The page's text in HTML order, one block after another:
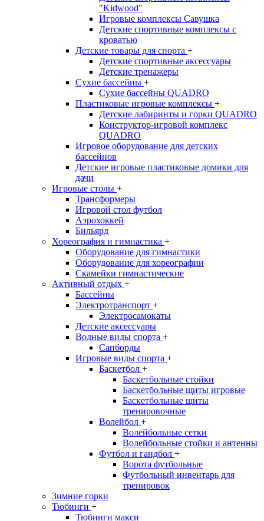
"Kidwood"
Игровые комплексы Савушка
Детские спортивные комплексы с
кроватью
Детские товары для спорта +
Детские спортивные aксессуары
Детские тренажеры
Сухие бассейны +
Сухие бассейны QUADRO
Пластиковые игровые комплексы +
Детские лабиринты и горки QUADRO
Конструктор-игровой комплекс
QUADRO
Игровое оборудование для детских
бассейнов
Детские игровые пластиковые домики для
дачи
Игровые столы +
Трансформеры
Игровой стол футбол
Аэрохоккей
Бильярд
Хореография и гимнастика +
Оборудование для гимнастики
Оборудование для хореографии
Скамейки гимнастические
Активный отдых +
Бассейны
Электротранспорт +
Электросамокаты
Детские аксессуары
Водные виды спорта +
Сапборды
Игровые виды спорта +
Баскетбол +
Баскетбольные стойки
Баскетбольные щиты игровые
Баскетбольные щиты
тренировочные
Волейбол +
Волейбольные сетки
Волейбольные стойки и антенны
Футбол и гандбол +
Ворота футбольные
Футбольный инвентарь для
тренировок
Зимние горки
Тюбинги +
Тюбинги макси